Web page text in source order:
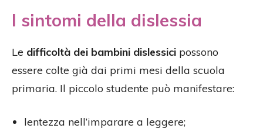
I sintomi della dislessia
Le difficoltà dei bambini dislessici possono
essere colte già dai primi mesi della scuola
primaria. Il piccolo studente può manifestare:
lentezza nell’imparare a leggere;